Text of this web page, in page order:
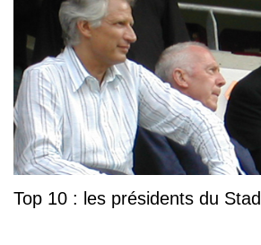
Top 10 : les présidents du